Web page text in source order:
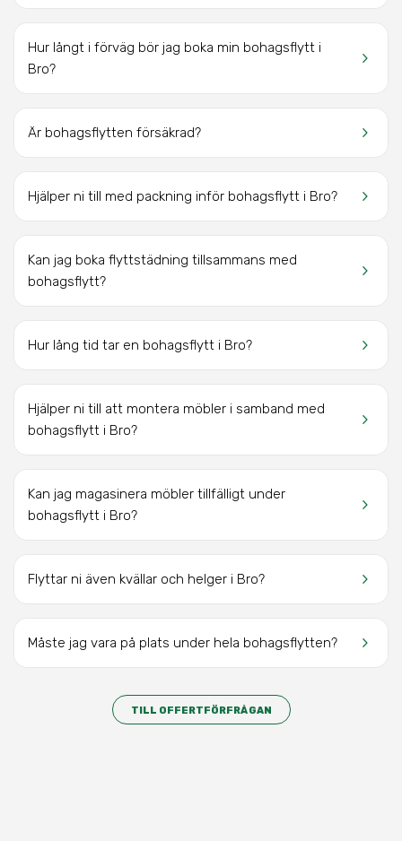
keyboard_arrow_right
Hur långt i förväg bör jag boka min bohagsflytt i
Bro?
keyboard_arrow_right
Är bohagsflytten försäkrad?
keyboard_arrow_right
Hjälper ni till med packning inför bohagsflytt i Bro?
keyboard_arrow_right
Kan jag boka flyttstädning tillsammans med
bohagsflytt?
keyboard_arrow_right
Hur lång tid tar en bohagsflytt i Bro?
keyboard_arrow_right
Hjälper ni till att montera möbler i samband med
bohagsflytt i Bro?
keyboard_arrow_right
Kan jag magasinera möbler tillfälligt under
bohagsflytt i Bro?
keyboard_arrow_right
Flyttar ni även kvällar och helger i Bro?
keyboard_arrow_right
Måste jag vara på plats under hela bohagsflytten?
TILL OFFERTFÖRFRÅGAN